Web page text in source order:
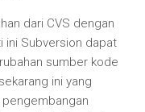
dari CVS dengan
ini Subversion dapat
sumber kode
ini yang
pengembangan